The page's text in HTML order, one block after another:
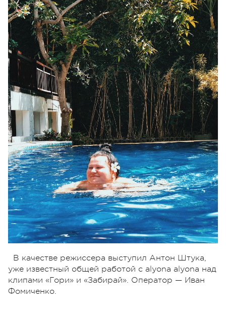
В качестве режиссера выступил Антон Штука,
уже известный общей работой с alyona alyona над
клипами «Гори» и «Забирай». Оператор — Иван
Фомиченко.